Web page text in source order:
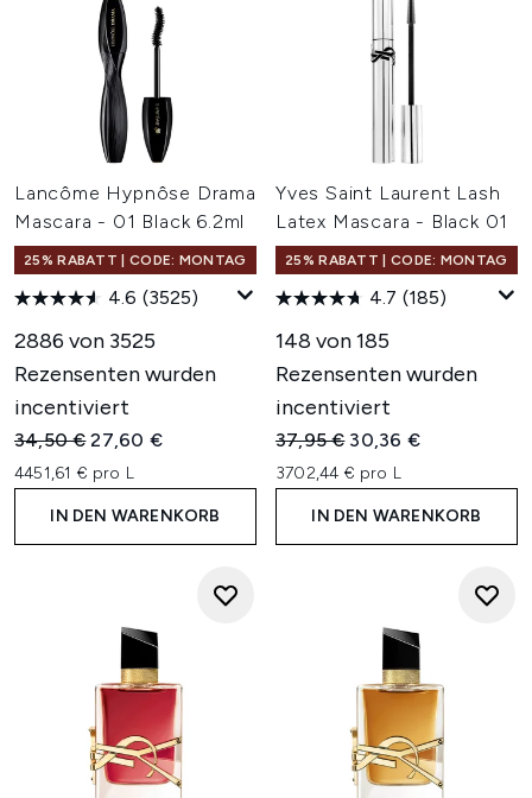
Lancôme Hypnôse Drama
Mascara - 01 Black 6.2ml
25% RABATT | CODE: MONTAG
4.6 (3525)
2886 von 3525
Rezensenten wurden
incentiviert
Unverbindliche Preisempfehlung:
34,50 €Aktueller Preis:
27,60 €
4451,61 € pro L
IN DEN WARENKORB
Yves Saint Laurent Lash
Latex Mascara - Black 01
25% RABATT | CODE: MONTAG
4.7 (185)
148 von 185
Rezensenten wurden
incentiviert
Unverbindliche
37,95 € Aktueller Preis:
30,36 €
3702,44 € pro L
IN DEN WARENKORB